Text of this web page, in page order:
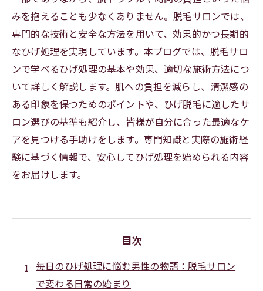
みを抱えることも少なくありません。脱毛サロンでは、
専門的な技術と安全な方法を用いて、効果的かつ長期的
なひげ処理を実現しています。本ブログでは、脱毛サロ
ンで学べるひげ処理の基本や効果、適切な施術方法につ
いて詳しく解説します。肌への負担を減らし、清潔感の
ある印象を保つためのポイントや、ひげ脱毛に適したサ
ロン選びの基準も紹介し、皆様が自分に合った最適なケ
アを見つける手助けをします。専門知識と実際の施術経
験に基づく情報で、安心してひげ処理を始められる内容
をお届けします。
目次
毎日のひげ処理に悩む男性の物語：脱毛サロン
で変わる日常の始まり